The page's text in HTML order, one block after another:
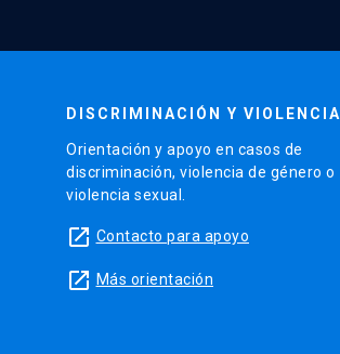
DISCRIMINACIÓN Y VIOLENCIA
Orientación y apoyo en casos de
discriminación, violencia de género o
violencia sexual.
launch Contacto para apoyo
launch Más orientación